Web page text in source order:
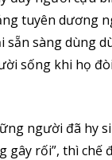
tuyên dương
sàng dùng
sống khi họ
người đã hy
gây rối”, thì chế